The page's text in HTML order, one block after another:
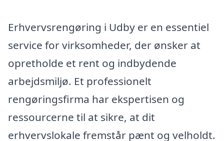
Erhvervsrengøring i Udby er en essentiel
service for virksomheder, der ønsker at
opretholde et rent og indbydende
arbejdsmiljø. Et professionelt
rengøringsfirma har ekspertisen og
ressourcerne til at sikre, at dit
erhvervslokale fremstår pænt og velholdt.